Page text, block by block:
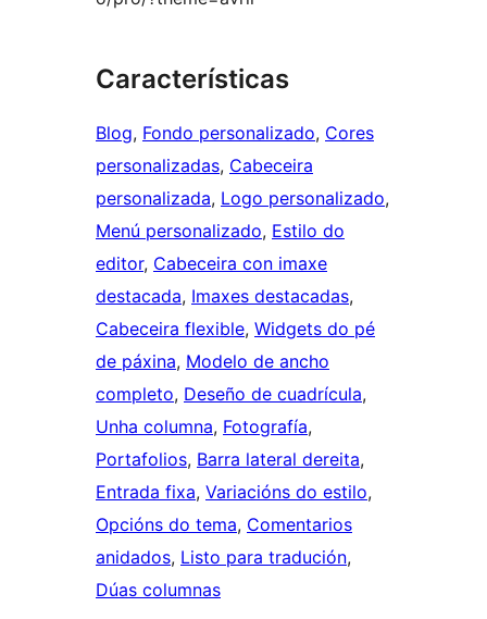
Características
Blog, Fondo personalizado, Cores
personalizadas, Cabeceira
personalizada, Logo personalizado
Menú personalizado, Estilo do
editor, Cabeceira con imaxe
destacada, Imaxes destacadas
Cabeceira flexible, Widgets do pé
de páxina, Modelo de ancho
completo, Deseño de cuadrícula
Unha columna, Fotografía
Portafolios, Barra lateral dereita
Entrada fixa, Variacións do estilo
Opcións do tema, Comentarios
anidados, Listo para tradución
Dúas columnas